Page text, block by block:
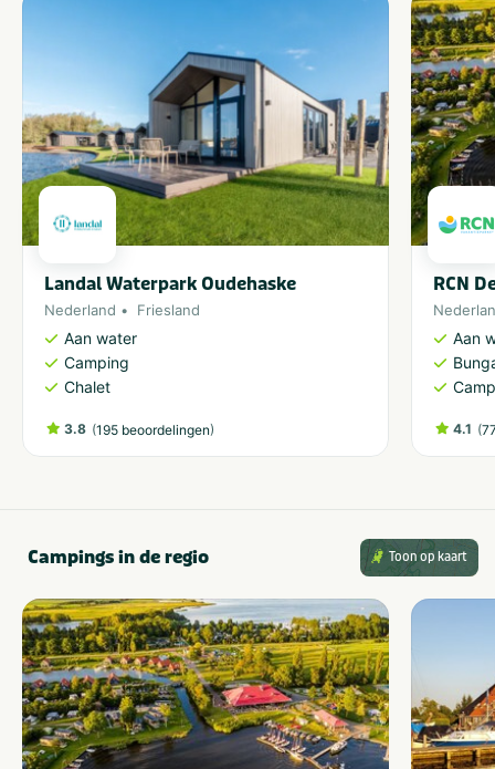
Landal Waterpark Oudehaske
Nederland Friesland
Aan water
Camping
Chalet
3.8 (195 beoordelingen)
RCN
Aan
4.1 (
Campings in de regio Toon op kaart